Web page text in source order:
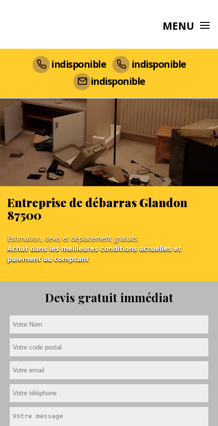
MENU
indisponible
indisponible
indisponible
Entreprise de débarras Glandon
87500
Estimation, devis et déplacement gratuits
Achat dans les meilleures conditions actuelles et
paiement au comptant
Devis gratuit immédiat